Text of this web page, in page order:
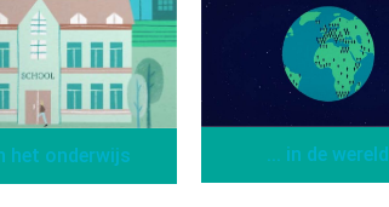
het onderwijs ... in de wereld